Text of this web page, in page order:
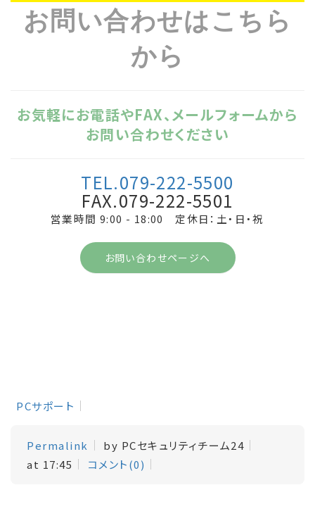
お問い合わせはこちら
から
お気軽にお電話やFAX、メールフォームから
お問い合わせください
TEL.079-222-5500
FAX.079-222-5501
営業時間 9:00 - 18:00 定休日：土・日・祝
お問い合わせページへ
PCサポート
Permalink
by PCセキュリティチーム24
at 17:45
コメント(0)